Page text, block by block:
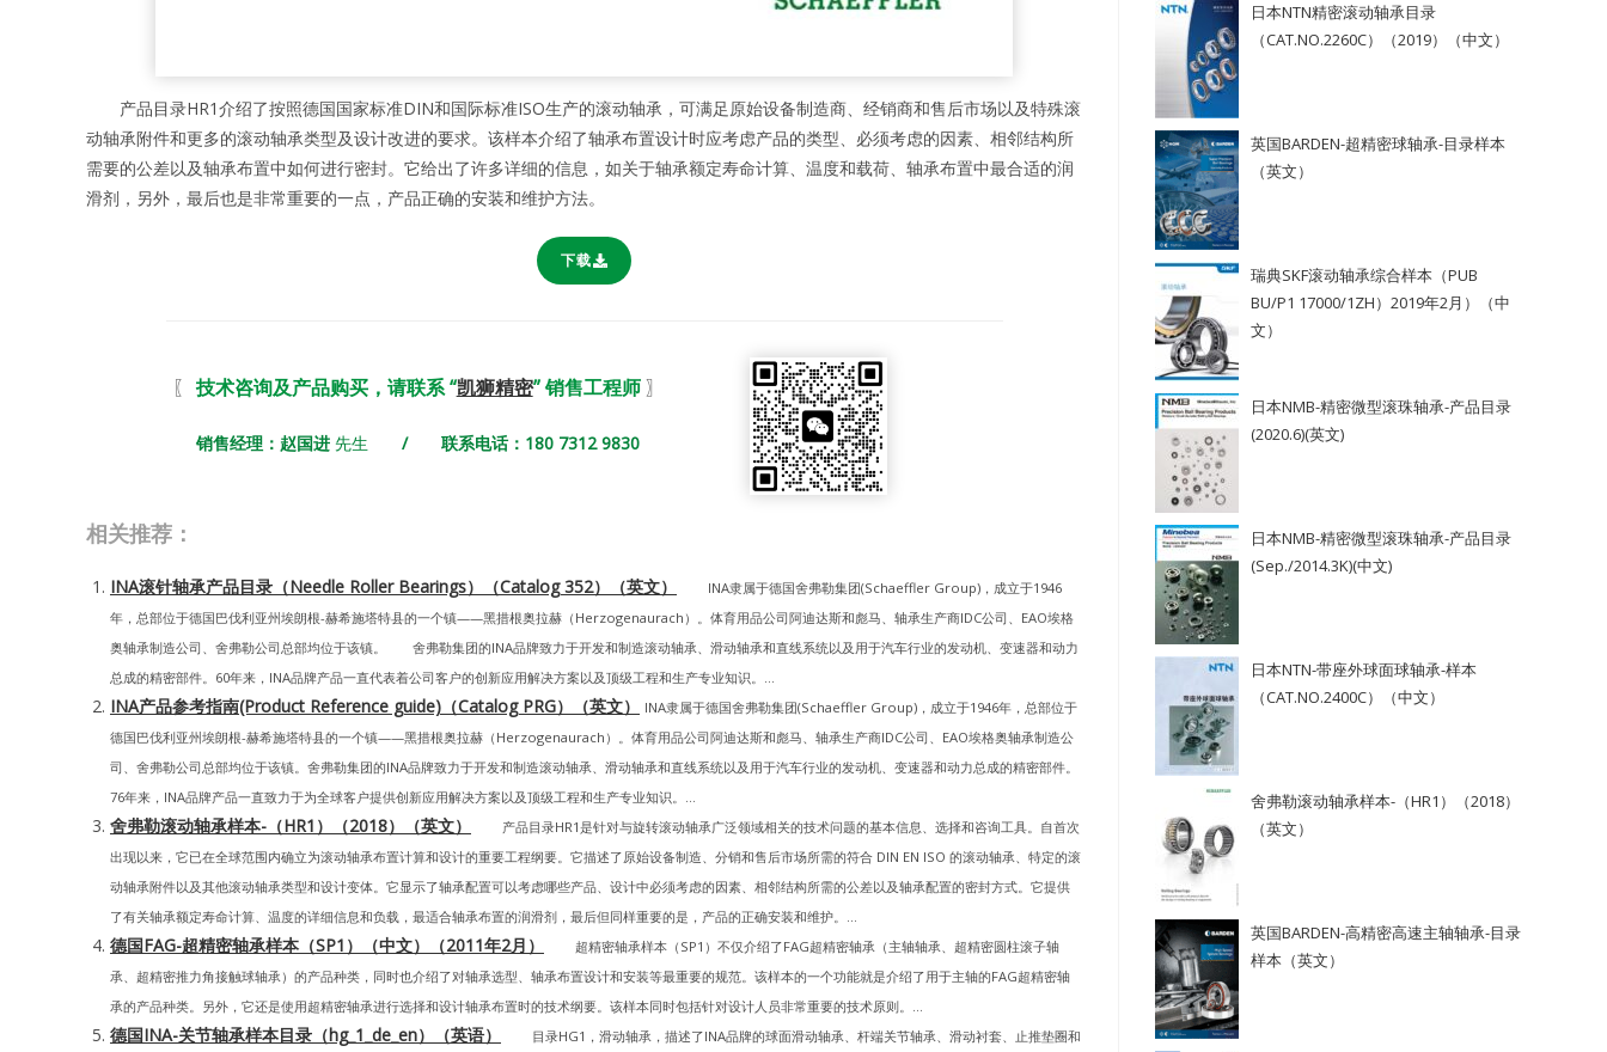
产品目录HR1介绍了按照德国国家标准DIN和国际标准ISO生产的滚动轴承，可满足原始设备制造商、经销商和售后市场以及特殊滚
动轴承附件和更多的滚动轴承类型及设计改进的要求。该样本介绍了轴承布置设计时应考虑产品的类型、必须考虑的因素、相邻结构所
需要的公差以及轴承布置中如何进行密封。它给出了许多详细的信息，如关于轴承额定寿命计算、温度和载荷、轴承布置中最合适的润
滑剂，另外，最后也是非常重要的一点，产品正确的安装和维护方法。
下载
〖 技术咨询及产品购买，请联系 “凯狮精密” 销售工程师〗
销售经理：赵国进先生 / 联系电话：180 7312 9830
相关推荐：
INA滚针轴承产品目录（Needle Roller Bearings）（Catalog 352）（英文）
INA隶属于德国舍弗勒集团(Schaeffler Group)，成立于1946
年，总部位于德国巴伐利亚州埃朗根-赫希施塔特县的一个镇——黑措根奥拉赫（Herzogenaurach）。体育用品公司阿迪达斯和彪马、轴承生产商IDC公司、EAO埃格
奥轴承制造公司、舍弗勒公司总部均位于该镇。 舍弗勒集团的INA品牌致力于开发和制造滚动轴承、滑动轴承和直线系统以及用于汽车行业的发动机、变速器和动力
总成的精密部件。60年来，INA品牌产品一直代表着公司客户的创新应用解决方案以及顶级工程和生产专业知识。...
INA产品参考指南(Product Reference guide)（Catalog PRG）（英文）
INA隶属于德国舍弗勒集团(Schaeffler Group)，成立于1946年，总部位于
德国巴伐利亚州埃朗根-赫希施塔特县的一个镇——黑措根奥拉赫（Herzogenaurach）。体育用品公司阿迪达斯和彪马、轴承生产商IDC公司、EAO埃格奥轴承制造公
司、舍弗勒公司总部均位于该镇。舍弗勒集团的INA品牌致力于开发和制造滚动轴承、滑动轴承和直线系统以及用于汽车行业的发动机、变速器和动力总成的精密部件。
76年来，INA品牌产品一直致力于为全球客户提供创新应用解决方案以及顶级工程和生产专业知识。...
舍弗勒滚动轴承样本-（HR1）（2018）（英文）
产品目录HR1是针对与旋转滚动轴承广泛领域相关的技术问题的基本信息、选择和咨询工具。自首次
出现以来，它已在全球范围内确立为滚动轴承布置计算和设计的重要工程纲要。它描述了原始设备制造、分销和售后市场所需的符合 DIN EN ISO 的滚动轴承、特定的滚
动轴承附件以及其他滚动轴承类型和设计变体。它显示了轴承配置可以考虑哪些产品、设计中必须考虑的因素、相邻结构所需的公差以及轴承配置的密封方式。它提供
了有关轴承额定寿命计算、温度的详细信息和负载，最适合轴承布置的润滑剂，最后但同样重要的是，产品的正确安装和维护。...
德国FAG-超精密轴承样本（SP1）（中文）（2011年2月）
超精密轴承样本（SP1）不仅介绍了FAG超精密轴承（主轴轴承、超精密圆柱滚子轴
承、超精密推力角接触球轴承）的产品种类，同时也介绍了对轴承选型、轴承布置设计和安装等最重要的规范。该样本的一个功能就是介绍了用于主轴的FAG超精密轴
承的产品种类。另外，它还是使用超精密轴承进行选择和设计轴承布置时的技术纲要。该样本同时包括针对设计人员非常重要的技术原则。...
德国INA-关节轴承样本目录（hg_1_de_en）（英语）
目录HG1，滑动轴承，描述了INA品牌的球面滑动轴承、杆端关节轴承、滑动衬套、止推垫圈和
日本NTN精密滚动轴承目录
（CAT.NO.2260C）（2019）（中文）
英国BARDEN-超精密球轴承-目录样本
（英文）
瑞典SKF滚动轴承综合样本（PUB
BU/P1 17000/1ZH）2019年2月）（中
文）
日本NMB-精密微型滚珠轴承-产品目录
(2020.6)(英文)
日本NMB-精密微型滚珠轴承-产品目录
(Sep./2014.3K)(中文)
日本NTN-带座外球面球轴承-样本
（CAT.NO.2400C）（中文）
舍弗勒滚动轴承样本-（HR1）（2018）
（英文）
英国BARDEN-高精密高速主轴轴承-目录
样本（英文）